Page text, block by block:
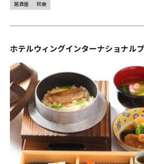
居酒屋 和食
ホテルウィングインターナショナル